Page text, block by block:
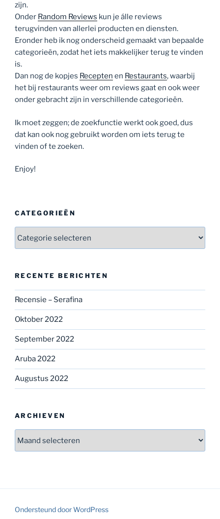
zijn.
Onder Random Reviews kun je álle reviews
terugvinden van allerlei producten en diensten.
Eronder heb ik nog onderscheid gemaakt van bepaalde
categorieën, zodat het iets makkelijker terug te vinden
is.
Dan nog de kopjes Recepten en Restaurants, waarbij
het bij restaurants weer om reviews gaat en ook weer
onder gebracht zijn in verschillende categorieën.
Ik moet zeggen; de zoekfunctie werkt ook goed, dus
dat kan ook nog gebruikt worden om iets terug te
vinden of te zoeken.
Enjoy!
CATEGORIEËN
RECENTE BERICHTEN
Recensie – Serafina
Oktober 2022
September 2022
Aruba 2022
Augustus 2022
ARCHIEVEN
Ondersteund door WordPress